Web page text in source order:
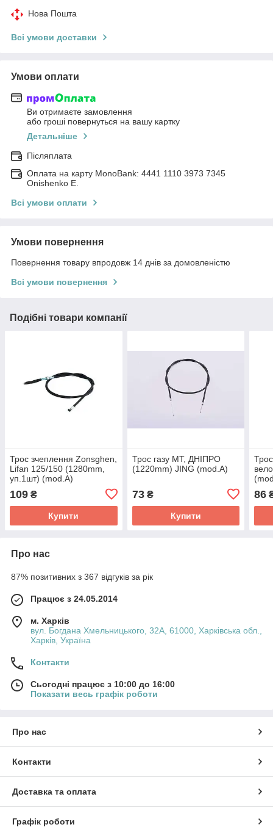
Нова Пошта
Всі умови доставки
Умови оплати
Ви отримаєте замовлення
або гроші повернуться на вашу картку
Детальніше
Післяплата
Оплата на карту MonoBank: 4441 1110 3973 7345
Onishenko E.
Всі умови оплати
Умови повернення
Повернення товару впродовж 14 днів за домовленістю
Всі умови повернення
Подібні товари компанії
Трос зчеплення Zonsghen,
Lifan 125/150 (1280mm,
уп.1шт) (mod.A)
109 ₴
Купити
Трос газу МТ, ДНІПРО
(1220mm) JING (mod.A)
73₴
Купити
86
Про нас
87% позитивних з 367 відгуків за рік
Працює з 24.05.2014
м. Харків
вул. Богдана Хмельницького, 32А, 61000, Харківська обл.,
Харків, Україна
Контакти
Сьогодні працює з 10:00 до 16:00
Показати весь графік роботи
Про нас
Контакти
Доставка та оплата
Графік роботи